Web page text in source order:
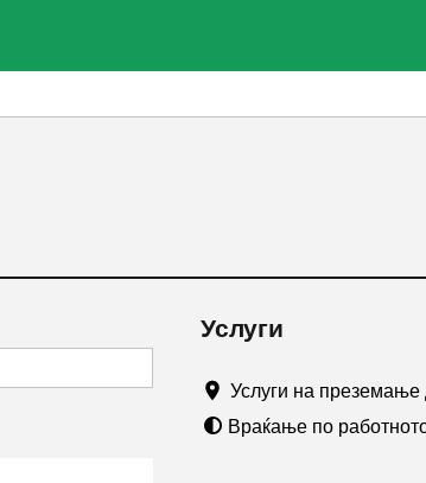
Услуги
Услуги на преземање
Враќање по